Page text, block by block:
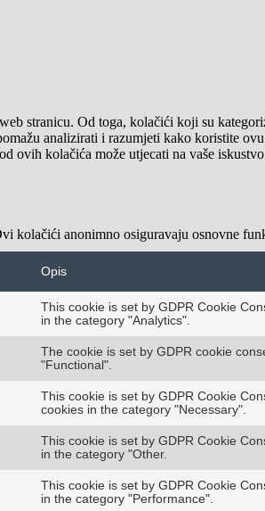
stranicu. Od toga, kolačići koji su
analizirati i razumjeti kako koristite
ovih kolačića može utjecati na vaše
anonimno osiguravaju osnovne
Opis
This cookie is set by GDPR Cookie
in the category "Analytics".
The cookie is set by GDPR cookie
"Functional".
This cookie is set by GDPR Cookie
cookies in the category "Necessary".
This cookie is set by GDPR Cookie
in the category "Other.
This cookie is set by GDPR Cookie
in the category "Performance".